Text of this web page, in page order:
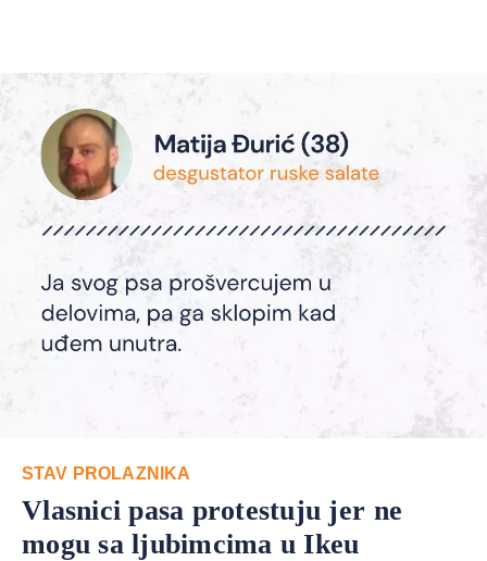
STAV PROLAZNIKA
Vlasnici pasa protestuju jer ne
mogu sa ljubimcima u Ikeu